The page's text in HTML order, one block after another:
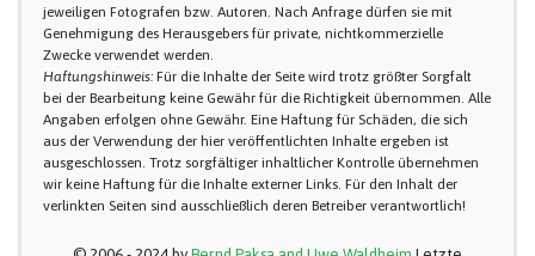
jeweiligen Fotografen bzw. Autoren. Nach Anfrage dürfen sie mit
Genehmigung des Herausgebers für private, nichtkommerzielle
Zwecke verwendet werden.
Haftungshinweis: Für die Inhalte der Seite wird trotz größter Sorgfalt
bei der Bearbeitung keine Gewähr für die Richtigkeit übernommen. Alle
Angaben erfolgen ohne Gewähr. Eine Haftung für Schäden, die sich
aus der Verwendung der hier veröffentlichten Inhalte ergeben ist
ausgeschlossen. Trotz sorgfältiger inhaltlicher Kontrolle übernehmen
wir keine Haftung für die Inhalte externer Links. Für den Inhalt der
verlinkten Seiten sind ausschließlich deren Betreiber verantwortlich!